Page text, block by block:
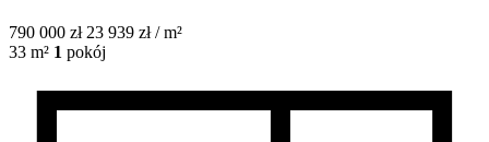
790 000 zł 23 939 zł / m²
33 m² 1 pokój